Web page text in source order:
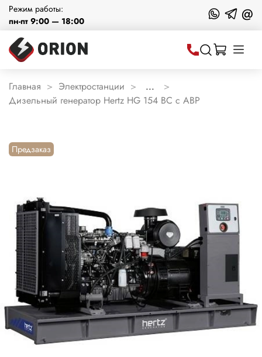
Режим работы:
пн-пт 9:00 — 18:00
@
Главная Электростанции
...
Дизельный генератор Hertz HG 154 BC с АВР
Предзаказ